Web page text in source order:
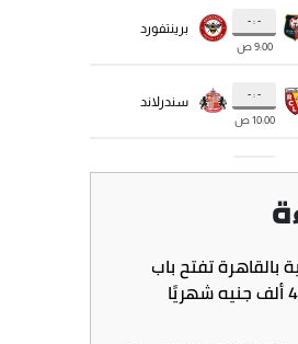
بالقاهرة تفتح باب